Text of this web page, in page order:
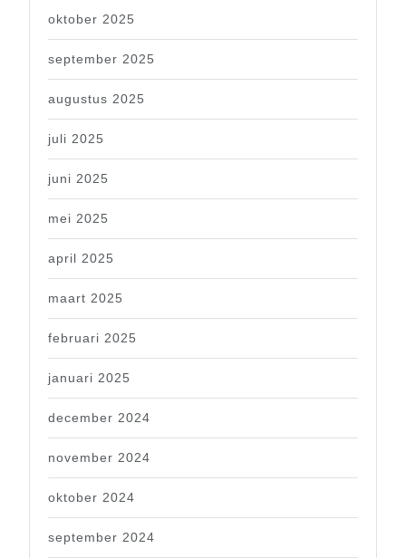
oktober 2025
september 2025
augustus 2025
juli 2025
juni 2025
mei 2025
april 2025
maart 2025
februari 2025
januari 2025
december 2024
november 2024
oktober 2024
september 2024